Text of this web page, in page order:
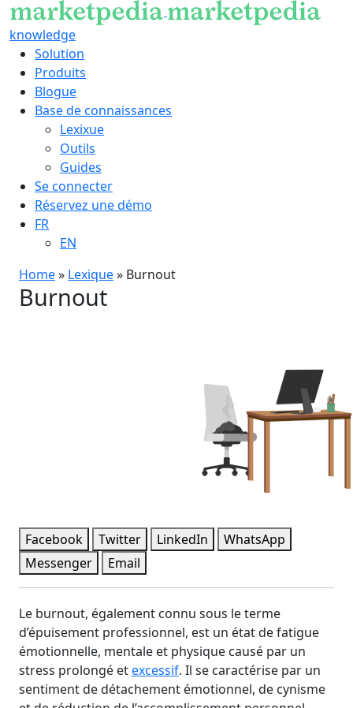
knowledge
Solution
Produits
Blogue
Base de connaissances
Lexixue
Outils
Guides
Se connecter
Réservez une démo
FR
EN
Home» Lexique» Burnout
Burnout
Facebook Twitter LinkedIn
WhatsApp
Messenger
Email
Le burnout, également connu sous le terme
d’épuisement professionnel, est un état de fatigue
émotionnelle, mentale et physique causé par un
stress prolongé etexcessif. Il se caractérise par un
sentiment de détachement émotionnel, de cynisme